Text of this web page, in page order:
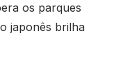
os parques
japonês brilha